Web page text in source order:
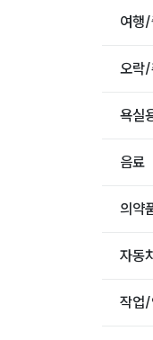
여행
오락/
욕실
음료
의약
자동
작업/